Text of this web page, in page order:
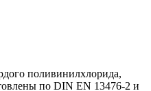
поливинилхлорида,
по DIN EN 13476-2 и